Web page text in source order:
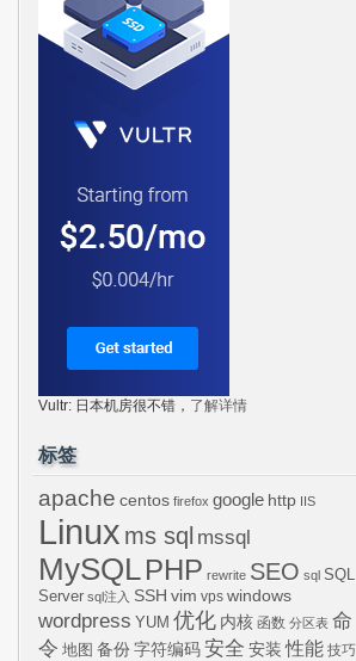
Vultr: 日本机房很不错， 了解详情
标签
apache centos firefox google http IIS
Linux ms sql mssql
MySQLPHP rewrite SEO sql SQL
Server sql注入 SSH vim vps windows
wordpress YUM 优化 内核 函数 分区表 命
令 地图 备份 字符编码 安全 安装 性能 技巧